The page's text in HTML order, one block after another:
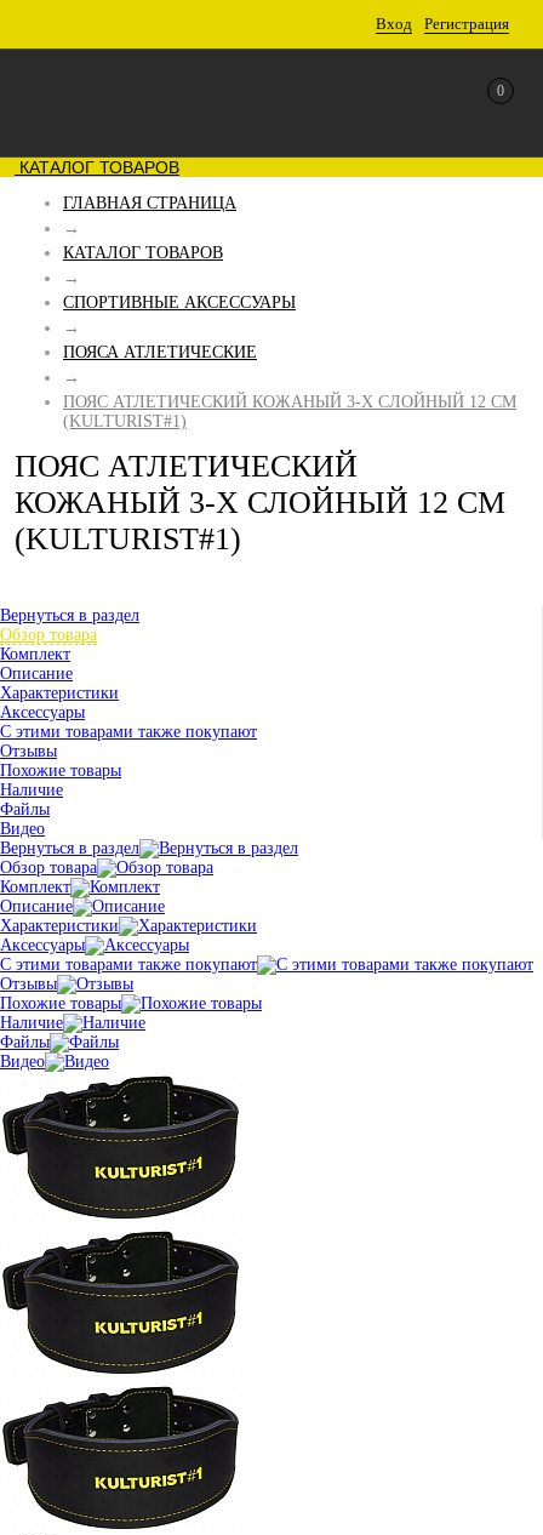
Вход Регистрация
0
КАТАЛОГ ТОВАРОВ
ГЛАВНАЯ СТРАНИЦА
→
КАТАЛОГ ТОВАРОВ
→
СПОРТИВНЫЕ АКСЕССУАРЫ
→
ПОЯСА АТЛЕТИЧЕСКИЕ
→
ПОЯС АТЛЕТИЧЕСКИЙ КОЖАНЫЙ 3-Х СЛОЙНЫЙ 12 СМ
(KULTURIST#1)
ПОЯС АТЛЕТИЧЕСКИЙ
КОЖАНЫЙ 3-Х СЛОЙНЫЙ 12 СМ
(KULTURIST#1)
Вернуться в раздел
Обзор товара
Комплект
Описание
Характеристики
Аксессуары
С этими товарами также покупают
Отзывы
Похожие товары
Наличие
Файлы
Видео
Вернуться в раздел
Обзор товара
Комплект
Описание
Характеристики
Аксессуары
С этими товарами также покупают
Отзывы
Похожие товары
Наличие
Файлы
Видео